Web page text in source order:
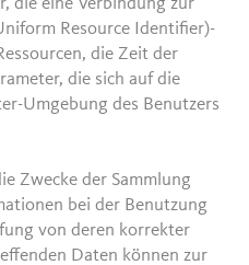
die eine Verbindung zur
Resource Identifier)-
die Zeit der
die sich auf die
Umgebung des Benutzers
Zwecke der Sammlung
bei der Benutzung
von deren korrekter
Daten können zur